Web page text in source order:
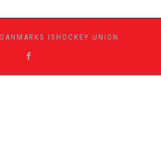
DANMARKS ISHOCKEY UNION